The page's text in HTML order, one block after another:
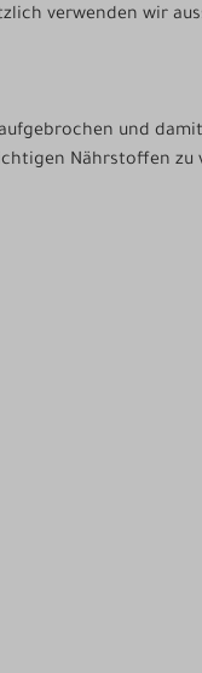
verwenden wir
und
Nährstoffen